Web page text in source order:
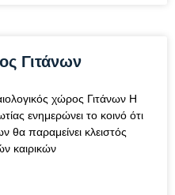
Γιτάνων
χώρος Γιτάνων Η
ενημερώνει το κοινό ότι
θα παραμείνει κλειστός
καιρικών